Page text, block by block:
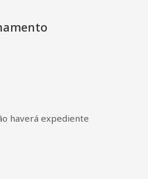
haverá expediente